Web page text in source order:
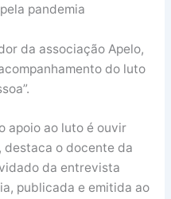
pandemia
da associação Apelo,
do luto
apoio ao luto é ouvir
destaca o docente da
da entrevista
publicada e emitida ao